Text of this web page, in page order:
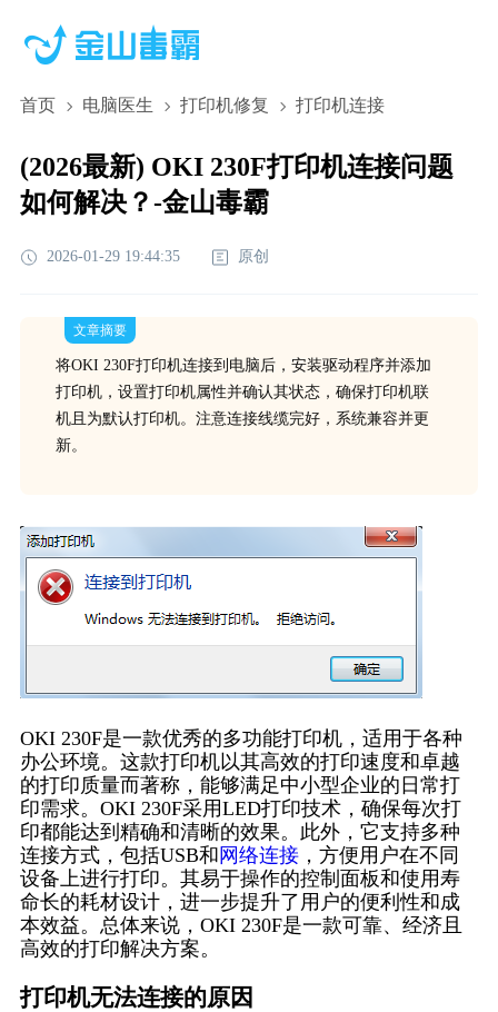
首页 电脑医生 打印机修复 打印机连接
(2026最新) OKI 230F打印机连接问题
如何解决？-金山毒霸
2026-01-29 19:44:35 原创
文章摘要
将OKI 230F打印机连接到电脑后，安装驱动程序并添加
打印机，设置打印机属性并确认其状态，确保打印机联
机且为默认打印机。注意连接线缆完好，系统兼容并更
新。
OKI 230F是一款优秀的多功能打印机，适用于各种
办公环境。这款打印机以其高效的打印速度和卓越
的打印质量而著称，能够满足中小型企业的日常打
印需求。OKI 230F采用LED打印技术，确保每次打
印都能达到精确和清晰的效果。此外，它支持多种
连接方式，包括USB和 网络连接，方便用户在不同
设备上进行打印。其易于操作的控制面板和使用寿
命长的耗材设计，进一步提升了用户的便利性和成
本效益。总体来说，OKI 230F是一款可靠、经济且
高效的打印解决方案。
打印机无法连接的原因